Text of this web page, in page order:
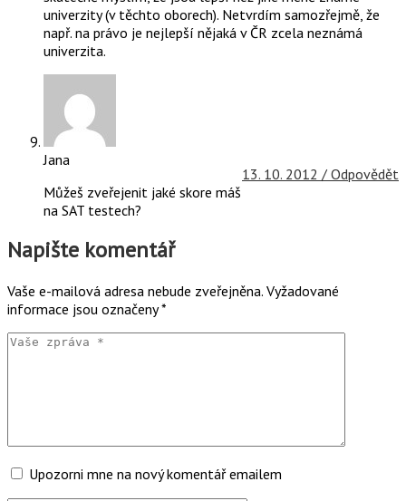
univerzity (v těchto oborech). Netvrdím samozřejmě, že
např. na právo je nejlepší nějaká v ČR zcela neznámá
univerzita.
Jana
13. 10. 2012 / Odpovědět
Můžeš zveřejenit jaké skore máš
na SAT testech?
Napište komentář
Vaše e-mailová adresa nebude zveřejněna. Vyžadované
informace jsou označeny*
Upozorni mne na nový komentář emailem